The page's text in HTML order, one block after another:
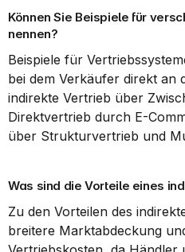
Können Sie Beispiele für
nennen?
Beispiele für
bei dem Verkäufer direkt an
indirekte Vertrieb über
Direktvertrieb durch E-
über Strukturvertrieb und
Was sind die Vorteile eines
Zu den Vorteilen des
breitere Marktabdeckung